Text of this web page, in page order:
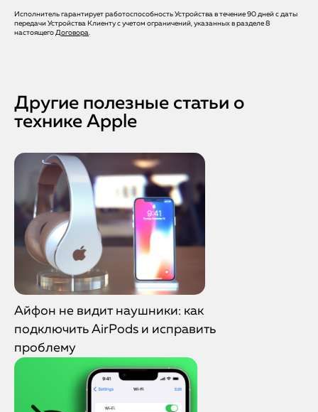
Да. До 12 месяцев на замененную кнопку и всю работу. Вы
получаете электронный чек, гарантийный документ и
Исполнитель гарантирует работоспособность Устройства в течение 90 дней с даты
передачи Устройства Клиенту с учетом ограничений, указанных в разделе 8
настоящего Договора.
Другие полезные статьи о
технике Apple
Айфон не видит наушники: как
подключить AirPods и исправить
проблему